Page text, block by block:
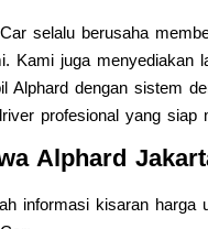
selalu berusaha
Kami juga menyediakan
Alphard dengan sistem
profesional yang siap
Alphard
informasi kisaran harga